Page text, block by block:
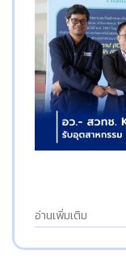
อ่านเพิ่มเติม